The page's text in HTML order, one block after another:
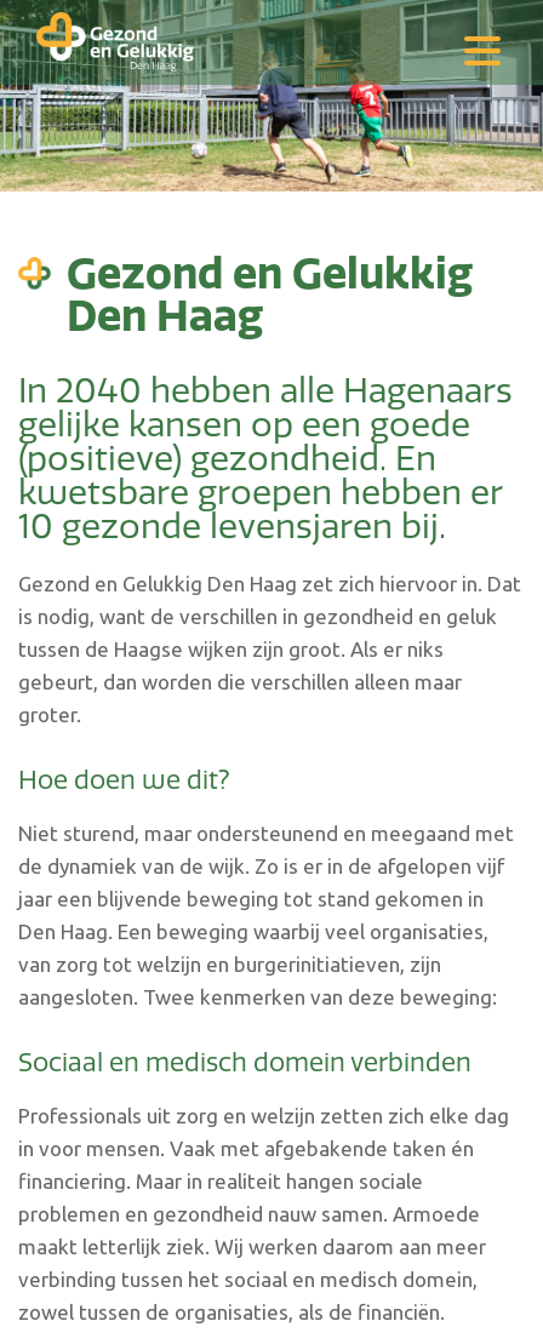
Gezond en Gelukkig
Den Haag
In 2040 hebben alle Hagenaars
gelijke kansen op een goede
(positieve) gezondheid. En
kwetsbare groepen hebben er
10 gezonde levensjaren bij.
Gezond en Gelukkig Den Haag zet zich hiervoor in. Dat
is nodig, want de verschillen in gezondheid en geluk
tussen de Haagse wijken zijn groot. Als er niks
gebeurt, dan worden die verschillen alleen maar
groter.
Hoe doen we dit?
Niet sturend, maar ondersteunend en meegaand met
de dynamiek van de wijk. Zo is er in de afgelopen vijf
jaar een blijvende beweging tot stand gekomen in
Den Haag. Een beweging waarbij veel organisaties,
van zorg tot welzijn en burgerinitiatieven, zijn
aangesloten. Twee kenmerken van deze beweging:
Sociaal en medisch domein verbinden
Professionals uit zorg en welzijn zetten zich elke dag
in voor mensen. Vaak met afgebakende taken én
financiering. Maar in realiteit hangen sociale
problemen en gezondheid nauw samen. Armoede
maakt letterlijk ziek. Wij werken daarom aan meer
verbinding tussen het sociaal en medisch domein,
zowel tussen de organisaties, als de financiën.